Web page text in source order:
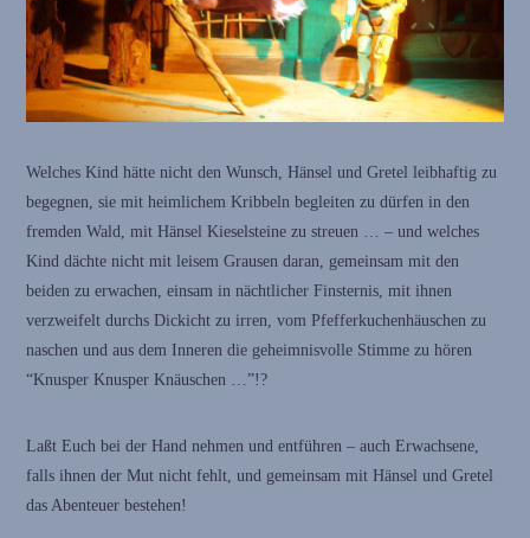
Welches Kind hätte nicht den Wunsch, Hänsel und Gretel leibhaftig zu
begegnen, sie mit heimlichem Kribbeln begleiten zu dürfen in den
fremden Wald, mit Hänsel Kieselsteine zu streuen … – und welches
Kind dächte nicht mit leisem Grausen daran, gemeinsam mit den
beiden zu erwachen, einsam in nächtlicher Finsternis, mit ihnen
verzweifelt durchs Dickicht zu irren, vom Pfefferkuchenhäuschen zu
naschen und aus dem Inneren die geheimnisvolle Stimme zu hören
“Knusper Knusper Knäuschen …”!?
Laßt Euch bei der Hand nehmen und entführen – auch Erwachsene,
falls ihnen der Mut nicht fehlt, und gemeinsam mit Hänsel und Gretel
das Abenteuer bestehen!